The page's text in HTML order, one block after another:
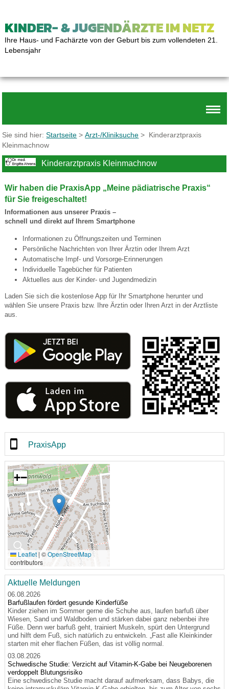
KINDER- & JUGENDÄRZTE IM NETZ
Ihre Haus- und Fachärzte von der Geburt bis zum vollendeten 21.
Lebensjahr
Sie sind hier:Startseite >Arzt-/Kliniksuche > Kinderarztpraxis
Kleinmachnow
Kinderarztpraxis Kleinmachnow
Wir haben die PraxisApp „Meine pädiatrische Praxis“
für Sie freigeschaltet!
Informationen aus unserer Praxis –
schnell und direkt auf Ihrem Smartphone
Informationen zu Öffnungszeiten und Terminen
Persönliche Nachrichten von Ihrer Ärztin oder Ihrem Arzt
Automatische Impf- und Vorsorge-Erinnerungen
Individuelle Tagebücher für Patienten
Aktuelles aus der Kinder- und Jugendmedizin
Laden Sie sich die kostenlose App für Ihr Smartphone herunter und
wählen Sie unsere Praxis bzw. Ihre Ärztin oder Ihren Arzt in der Arztliste
aus.
PraxisApp
🔍
+−
Leaflet | ©OpenStreetMap
contributors
Aktuelle Meldungen
06.08.2026
Barfußlaufen fördert gesunde Kinderfüße
Kinder ziehen im Sommer gerne die Schuhe aus, laufen barfuß über
Wiesen, Sand und Waldboden und stärken dabei ganz nebenbei ihre
Füße. Denn wer barfuß geht, trainiert Muskeln, spürt den Untergrund
und hilft dem Fuß, sich natürlich zu entwickeln. „Fast alle Kleinkinder
starten mit eher flachen Füßen, das ist völlig normal.
03.08.2026
Schwedische Studie: Verzicht auf Vitamin-K-Gabe bei Neugeborenen
verdoppelt Blutungsrisiko
Eine schwedische Studie macht darauf aufmerksam, dass Babys, die